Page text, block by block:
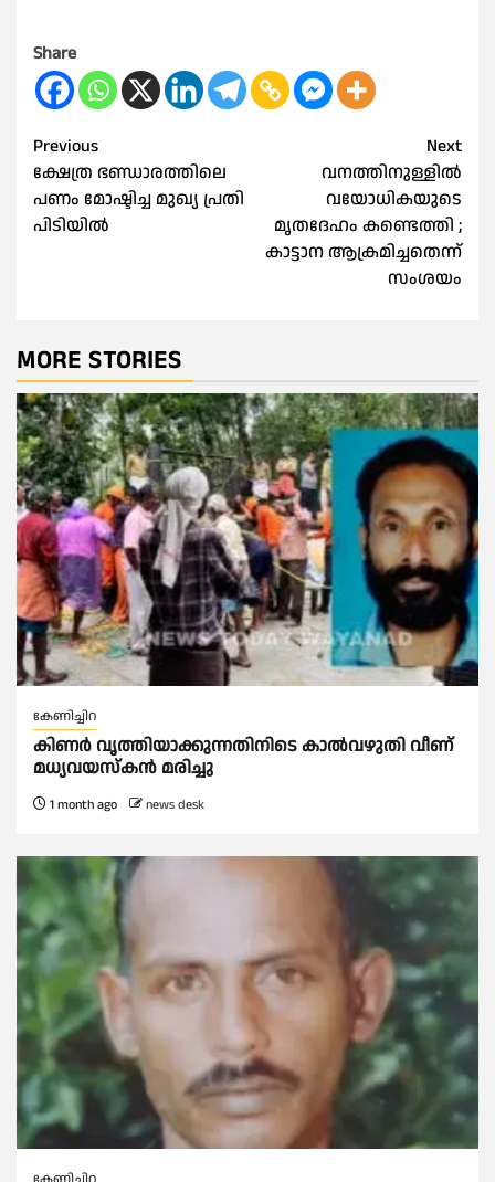
Share
Post
navigation
Previous
ക്ഷേത്ര ഭണ്ഡാരത്തിലെ
പണം മോഷ്ടിച്ച മുഖ്യ പ്രതി
പിടിയിൽ
Next
വനത്തിനുള്ളിൽ
വയോധികയുടെ
മൃതദേഹം കണ്ടെത്തി ;
കാട്ടാന ആക്രമിച്ചതെന്ന്
സംശയം
MORE STORIES
കേണിച്ചിറ
കിണർ വൃത്തിയാക്കുന്നതിനിടെ കാൽവഴുതി വീണ്
മധ്യവയസ്കൻ മരിച്ചു
1 month ago news desk